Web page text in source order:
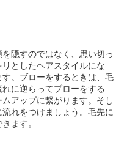
隠すのではなく、思い切っ
としたヘアスタイルにな
。ブローをするときは、毛
に逆らってブローをする
アップに繋がります。そし
れをつけましょう。毛先に
ます。